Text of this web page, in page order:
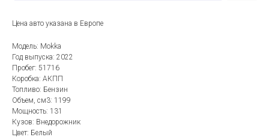
Цена авто указана в Европе
Модель: Mokka
Год выпуска: 2022
Пробег: 51716
Коробка: АКПП
Топливо: Бензин
Объем, см3: 1199
Мощность: 131
Кузов: Внедорожник
Цвет: Белый